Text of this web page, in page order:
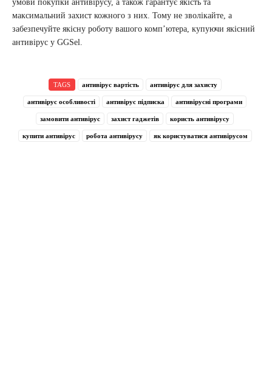
умови покупки антивірусу, а також гарантує якість та
максимальний захист кожного з них. Тому не зволікайте, а
забезпечуйте якісну роботу вашого комп’ютера, купуючи якісний
антивірус у GGSel.
TAGS антивірус вартість антивірус для захисту
антивірус особливості антивірус підписка антивірусні програми
замовити антивірус захист гаджетів користь антивірусу
купити антивірус робота антивірусу як користуватися антивірусом